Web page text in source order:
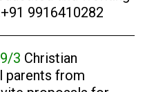
9916410282
3 Christian
parents from